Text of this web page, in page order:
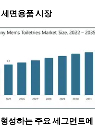
면용품 시장
성하는 주요 세그먼트